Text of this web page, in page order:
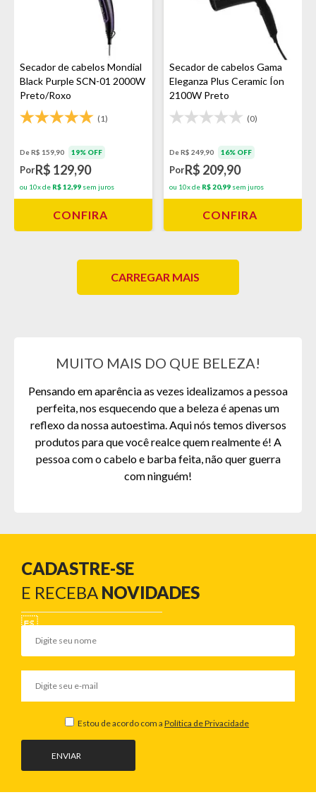
Secador de cabelos Mondial
Black Purple SCN-01 2000W
Preto/Roxo
(1)
De R$ 159,90 19% OFF
PorR$ 129,90
ou 10x de R$ 12,99 sem juros
CONFIRA
Secador de cabelos Gama
Eleganza Plus Ceramic Íon
2100W Preto
(0)
De R$ 249,90 16% OFF
PorR$ 209,90
ou 10x de R$ 20,99 sem juros
CONFIRA
CARREGAR MAIS
MUITO MAIS DO QUE BELEZA!
Pensando em aparência as vezes idealizamos a pessoa
perfeita, nos esquecendo que a beleza é apenas um
reflexo da nossa autoestima. Aqui nós temos diversos
produtos para que você realce quem realmente é! A
pessoa com o cabelo e barba feita, não quer guerra
com ninguém!
CADASTRE-SE
E RECEBA NOVIDADES
ENVIAR
Estou de acordo com a Política de Privacidade